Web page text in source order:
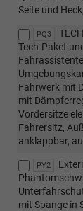
Seite und
PQ3
Tech-Paket
Fahrwerk mit
mit
Vordersitze
Fahrersitz,
anklappbar,
PY2
mit Spange in